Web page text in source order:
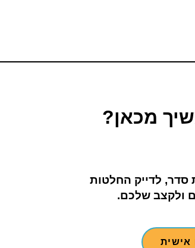
מכאן?
סדר, לדייק החלטות
ולקצב שלכם.
אישית